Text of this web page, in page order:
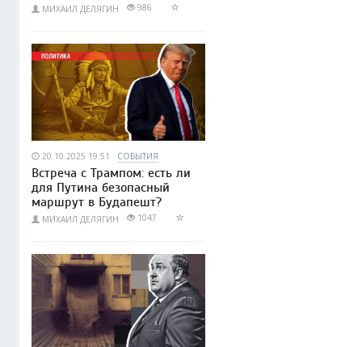
МИХАИЛ ДЕЛЯГИН 986
20.10.2025 19:51 СОБЫТИЯ
Встреча с Трампом: есть ли
для Путина безопасный
маршрут в Будапешт?
МИХАИЛ ДЕЛЯГИН 1047